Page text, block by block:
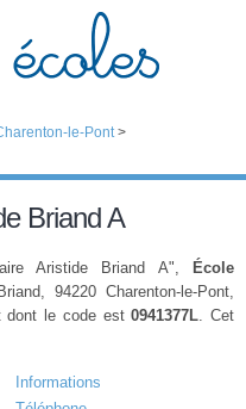
le-Pont>
Briand A
Aristide Briand A",
École
94220 Charenton-le-Pont,
dont le code est0941377L. Cet
Informations